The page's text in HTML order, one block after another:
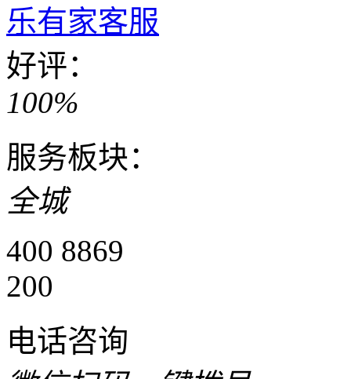
乐有家客服
好评：
100%
服务板块：
全城
400 8869
200
电话咨询